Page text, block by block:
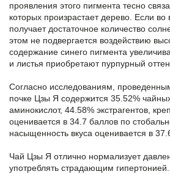
проявления этого пигмента тесно
которых произрастает дерево. Если
получает достаточное количество
этом не подвергается воздействию
содержание синего пигмента
и листья приобретают пурпурный
Согласно исследованиям,
почке Цзы Я содержится 35.52%
аминокислот, 44.58% экстрагентов,
оценивается в 34.7 баллов по
насыщенность вкуса оценивается в
Чай Цзы Я отлично нормализует
употреблять страдающим